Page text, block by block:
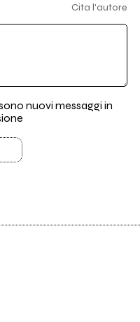
Cita l'autore
nuovi messaggi in